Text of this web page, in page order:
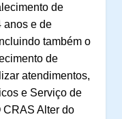
de
anos e de
também o
de
atendimentos,
e Serviço de
CRAS Alter do